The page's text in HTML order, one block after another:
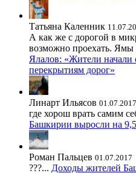
Татьяна Каленник
А как же с дорогой в
возможно проехать.
Ялалов: «Жители начали
перекрытиям дорог»
Линарт Ильясов 01.07.2017
где хорош врать самим
Башкирии выросли на
Роман Пальцев 01.07.2017
???... Доходы жителей